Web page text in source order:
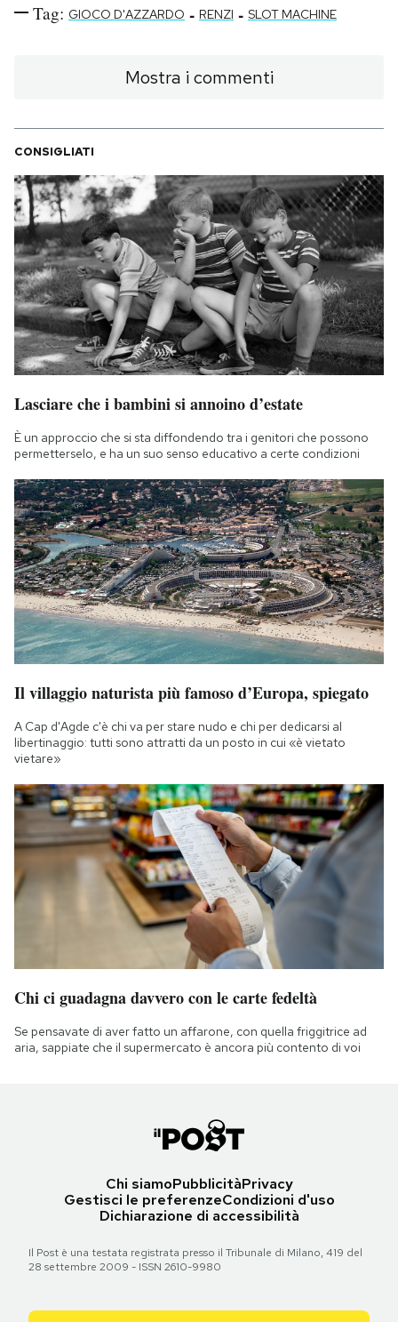
Tag: GIOCO D'AZZARDO - RENZI - SLOT MACHINE
Mostra i commenti
CONSIGLIATI
Lasciare che i bambini si annoino d’estate
È un approccio che si sta diffondendo tra i genitori che possono
permetterselo, e ha un suo senso educativo a certe condizioni
Il villaggio naturista più famoso d’Europa, spiegato
A Cap d'Agde c'è chi va per stare nudo e chi per dedicarsi al
libertinaggio: tutti sono attratti da un posto in cui «è vietato
vietare»
Chi ci guadagna davvero con le carte fedeltà
Se pensavate di aver fatto un affarone, con quella friggitrice ad
aria, sappiate che il supermercato è ancora più contento di voi
Chi siamoPubblicitàPrivacy
Gestisci le preferenzeCondizioni d'uso
Dichiarazione di accessibilità
Il Post è una testata registrata presso il Tribunale di Milano, 419 del
28 settembre 2009 - ISSN 2610-9980